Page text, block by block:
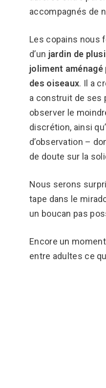
accompagnés de
Les copains nous
d’un jardin de
joliment
des oiseaux. Il a
a construit de ses
observer le
discrétion, ainsi
d’observation –
de doute sur la
Nous serons
tape dans le
un boucan pas
Encore un
entre adultes ce